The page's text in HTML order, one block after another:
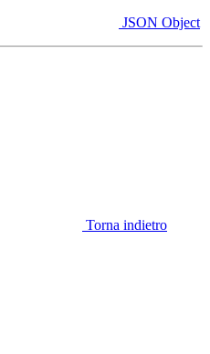
JSON Object
Torna indietro